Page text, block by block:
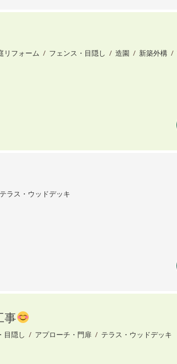
リフォーム / フェンス・目隠し / 造園 / 新築外構 /
テラス・ウッドデッキ
事
目隠し / アプローチ・門扉 / テラス・ウッドデッキ